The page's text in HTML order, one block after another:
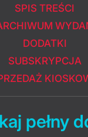
SPIS TREŚCI
DODATKI
SUBSKRYPCJA
pełny